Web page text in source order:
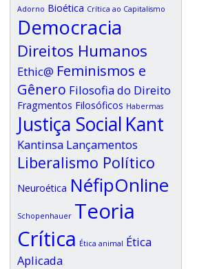
Adorno Bioética Crítica ao Capitalismo
Democracia
Direitos Humanos
Ethic@ Feminismos e
Gênero Filosofia do Direito
Fragmentos Filosóficos Habermas
Justiça Social Kant
Kantinsa Lançamentos
Liberalismo Político
Neuroética NéfipOnline
Schopenhauer Teoria
Crítica Ética animal Ética
Aplicada